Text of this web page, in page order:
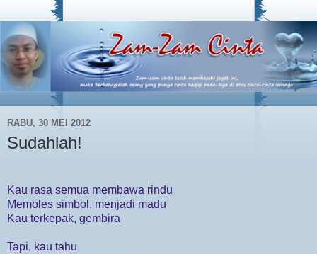
RABU, 30 MEI 2012
Sudahlah!
Kau rasa semua membawa rindu
Memoles simbol, menjadi madu
Kau terkepak, gembira
Tapi, kau tahu